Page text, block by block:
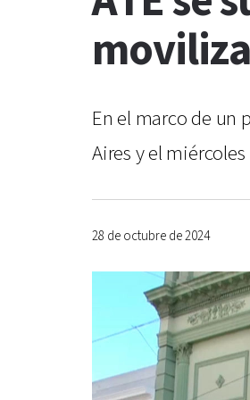
En el marco de un
Aires y el
28 de octubre de 2024